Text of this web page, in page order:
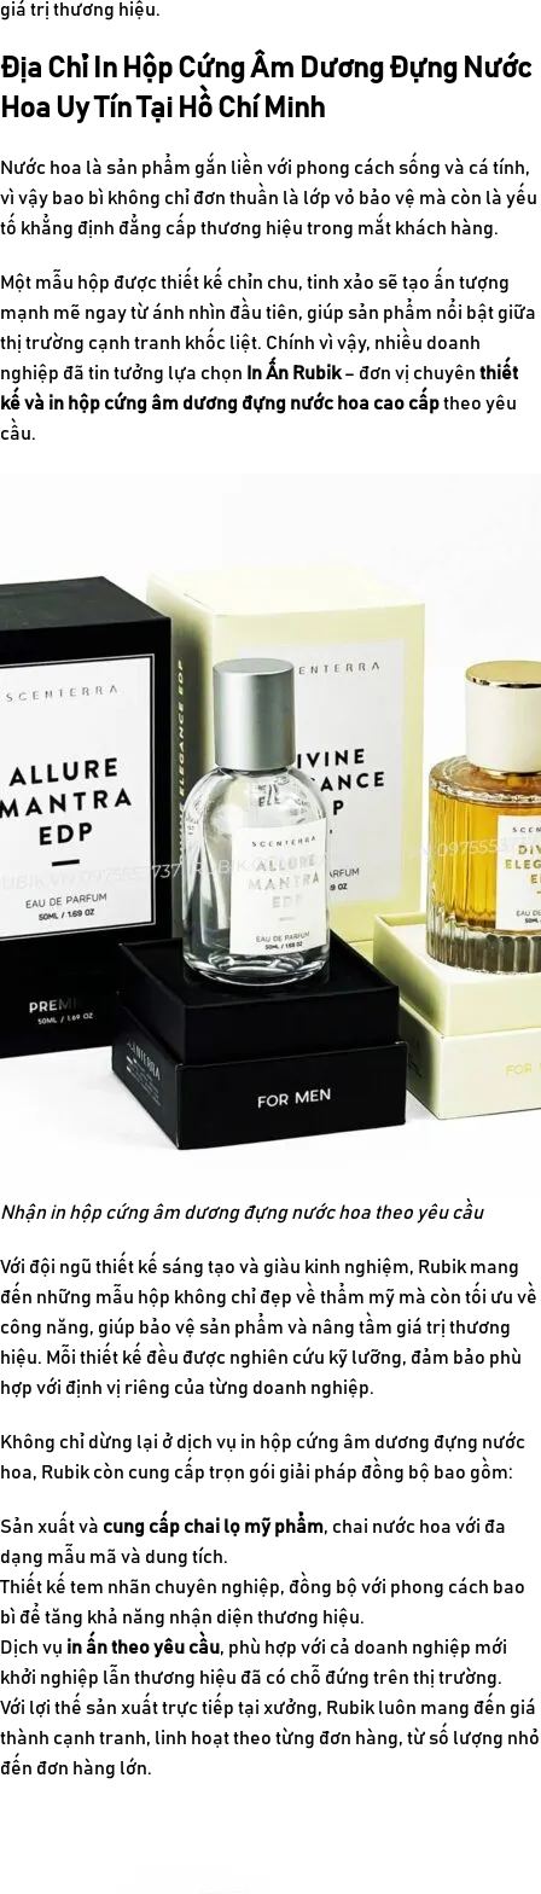
giá trị thương hiệu.
Địa Chỉ In Hộp Cứng Âm Dương Đựng Nước
Hoa Uy Tín Tại Hồ Chí Minh
Nước hoa là sản phẩm gắn liền với phong cách sống và cá tính,
vì vậy bao bì không chỉ đơn thuần là lớp vỏ bảo vệ mà còn là yếu
tố khẳng định đẳng cấp thương hiệu trong mắt khách hàng.
Một mẫu hộp được thiết kế chỉn chu, tinh xảo sẽ tạo ấn tượng
mạnh mẽ ngay từ ánh nhìn đầu tiên, giúp sản phẩm nổi bật giữa
thị trường cạnh tranh khốc liệt. Chính vì vậy, nhiều doanh
nghiệp đã tin tưởng lựa chọn In Ấn Rubik– đơn vị chuyên thiết
kế và in hộp cứng âm dương đựng nước hoa cao cấptheo yêu
cầu.
Nhận in hộp cứng âm dương đựng nước hoa theo yêu cầu
Với đội ngũ thiết kế sáng tạo và giàu kinh nghiệm, Rubik mang
đến những mẫu hộp không chỉ đẹp về thẩm mỹ mà còn tối ưu về
công năng, giúp bảo vệ sản phẩm và nâng tầm giá trị thương
hiệu. Mỗi thiết kế đều được nghiên cứu kỹ lưỡng, đảm bảo phù
hợp với định vị riêng của từng doanh nghiệp.
Không chỉ dừng lại ở dịch vụ in hộp cứng âm dương đựng nước
hoa, Rubik còn cung cấp trọn gói giải pháp đồng bộ bao gồm:
Sản xuất và cung cấp chai lọ mỹ phẩm, chai nước hoa với đa
dạng mẫu mã và dung tích.
Thiết kế tem nhãn chuyên nghiệp, đồng bộ với phong cách bao
bì để tăng khả năng nhận diện thương hiệu.
Dịch vụ in ấn theo yêu cầu, phù hợp với cả doanh nghiệp mới
khởi nghiệp lẫn thương hiệu đã có chỗ đứng trên thị trường.
Với lợi thế sản xuất trực tiếp tại xưởng, Rubik luôn mang đến giá
thành cạnh tranh, linh hoạt theo từng đơn hàng, từ số lượng nhỏ
đến đơn hàng lớn.